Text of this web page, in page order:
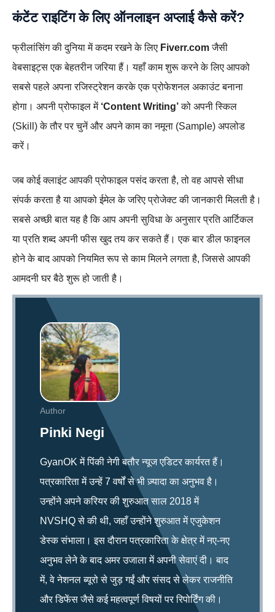
कंटेंट राइटिंग के लिए ऑनलाइन अप्लाई कैसे करें?
फ्रीलांसिंग की दुनिया में कदम रखने के लिए Fiverr.comजैसी
वेबसाइट्स एक बेहतरीन जरिया हैं। यहाँ काम शुरू करने के लिए आपको
सबसे पहले अपना रजिस्ट्रेशन करके एक प्रोफेशनल अकाउंट बनाना
होगा। अपनी प्रोफाइल में ‘Content Writing’को अपनी स्किल
(Skill) के तौर पर चुनें और अपने काम का नमूना (Sample) अपलोड
करें।
जब कोई क्लाइंट आपकी प्रोफाइल पसंद करता है, तो वह आपसे सीधा
संपर्क करता है या आपको ईमेल के जरिए प्रोजेक्ट की जानकारी मिलती है।
सबसे अच्छी बात यह है कि आप अपनी सुविधा के अनुसार प्रति आर्टिकल
या प्रति शब्द अपनी फीस खुद तय कर सकते हैं। एक बार डील फाइनल
होने के बाद आपको नियमित रूप से काम मिलने लगता है, जिससे आपकी
आमदनी घर बैठे शुरू हो जाती है।
Author
Pinki Negi
GyanOK में पिंकी नेगी बतौर न्यूज एडिटर कार्यरत हैं।
पत्रकारिता में उन्हें 7 वर्षों से भी ज़्यादा का अनुभव है।
उन्होंने अपने करियर की शुरुआत साल 2018 में
NVSHQ से की थी, जहाँ उन्होंने शुरुआत में एजुकेशन
डेस्क संभाला। इस दौरान पत्रकारिता के क्षेत्र में नए-नए
अनुभव लेने के बाद अमर उजाला में अपनी सेवाएं दी। बाद
में, वे नेशनल ब्यूरो से जुड़ गईं और संसद से लेकर राजनीति
और डिफेंस जैसे कई महत्वपूर्ण विषयों पर रिपोर्टिंग की।